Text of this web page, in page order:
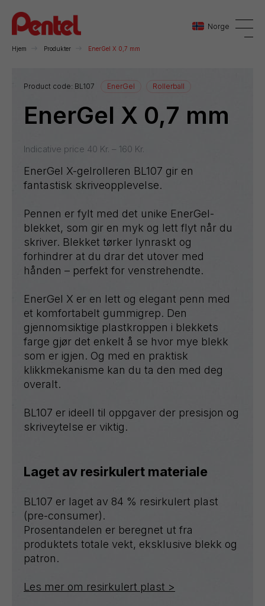
Norge
Danmark
Sverige
Hjem Produkter EnerGel X 0,7 mm
Product code: BL107 EnerGel Rollerball
EnerGel X 0,7 mm
Indicative price 40 Kr. – 160 Kr.
EnerGel X-gelrolleren BL107 gir en
fantastisk skriveopplevelse.
Pennen er fylt med det unike EnerGel-
blekket, som gir en myk og lett flyt når du
skriver. Blekket tørker lynraskt og
forhindrer at du drar det utover med
hånden – perfekt for venstrehendte.
EnerGel X er en lett og elegant penn med
et komfortabelt gummigrep. Den
gjennomsiktige plastkroppen i blekkets
farge gjør det enkelt å se hvor mye blekk
som er igjen. Og med en praktisk
klikkmekanisme kan du ta den med deg
overalt.
BL107 er ideell til oppgaver der presisjon og
skriveytelse er viktig.
Laget av resirkulert materiale
BL107 er laget av 84 % resirkulert plast
(pre-consumer).
Prosentandelen er beregnet ut fra
produktets totale vekt, eksklusive blekk og
patron.
Les mer om resirkulert plast >